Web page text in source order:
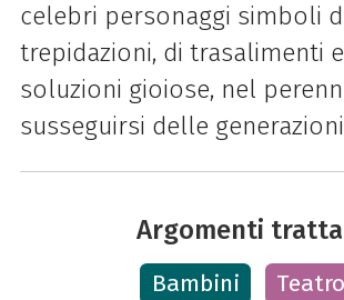
celebri personaggi simboli
trepidazioni, di trasalimenti
soluzioni gioiose, nel
susseguirsi delle
Argomenti
Bambini Teatro